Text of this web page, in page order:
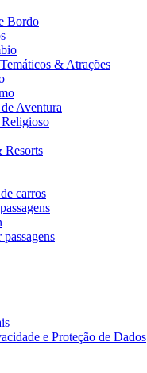
Bordo
& Atrações
Aventura
Resorts
carros
e Proteção de Dados